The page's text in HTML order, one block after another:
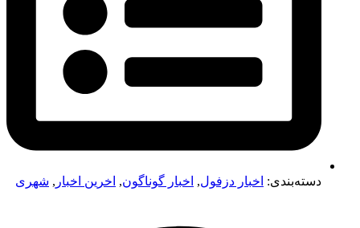
دسته‌بندی: اخبار دزفول, اخبار گوناگون,اخرین اخبار شهری